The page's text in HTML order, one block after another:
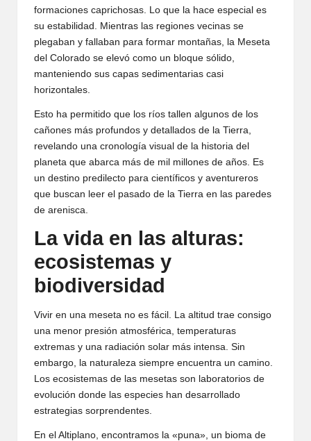
formaciones caprichosas. Lo que la hace especial es
su estabilidad. Mientras las regiones vecinas se
plegaban y fallaban para formar montañas, la Meseta
del Colorado se elevó como un bloque sólido,
manteniendo sus capas sedimentarias casi
horizontales.
Esto ha permitido que los ríos tallen algunos de los
cañones más profundos y detallados de la Tierra,
revelando una cronología visual de la historia del
planeta que abarca más de mil millones de años. Es
un destino predilecto para científicos y aventureros
que buscan leer el pasado de la Tierra en las paredes
de arenisca.
La vida en las alturas:
ecosistemas y
biodiversidad
Vivir en una meseta no es fácil. La altitud trae consigo
una menor presión atmosférica, temperaturas
extremas y una radiación solar más intensa. Sin
embargo, la naturaleza siempre encuentra un camino.
Los ecosistemas de las mesetas son laboratorios de
evolución donde las especies han desarrollado
estrategias sorprendentes.
En el Altiplano, encontramos la «puna», un bioma de